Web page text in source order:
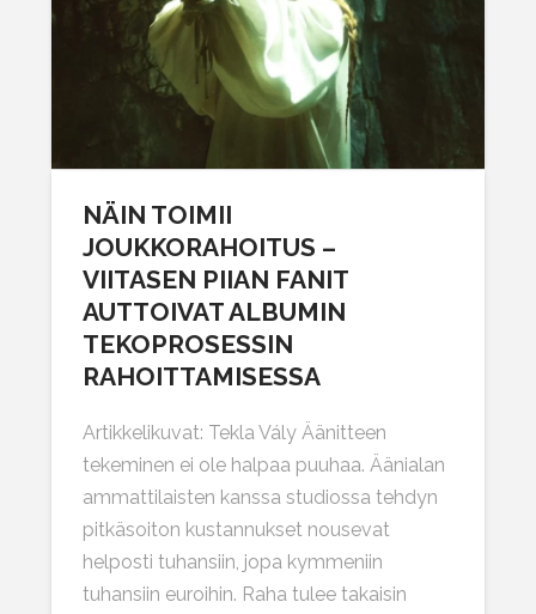
NÄIN TOIMII
JOUKKORAHOITUS –
VIITASEN PIIAN FANIT
AUTTOIVAT ALBUMIN
TEKOPROSESSIN
RAHOITTAMISESSA
Artikkelikuvat: Tekla Vály Äänitteen
tekeminen ei ole halpaa puuhaa. Äänialan
ammattilaisten kanssa studiossa tehdyn
pitkäsoiton kustannukset nousevat
helposti tuhansiin, jopa kymmeniin
tuhansiin euroihin. Raha tulee takaisin